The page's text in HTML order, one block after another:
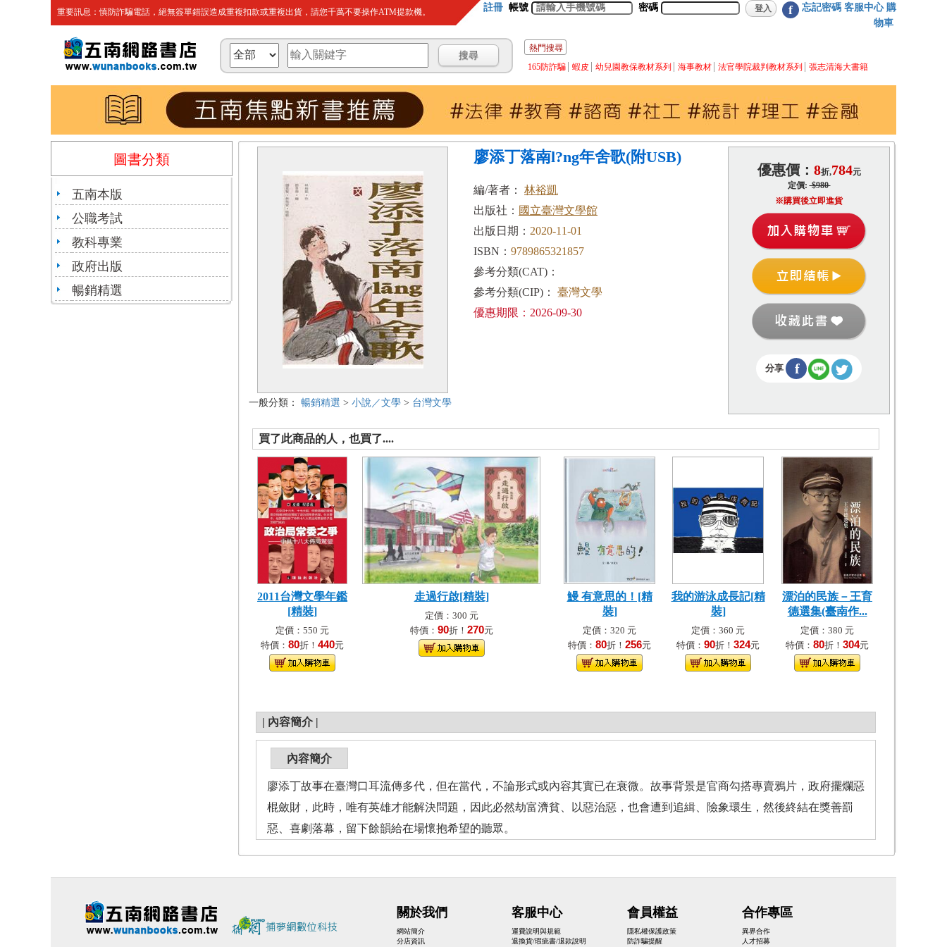
重要訊息：慎防詐騙電話，絕無簽單錯誤造成重複扣款或重複出貨，請您千萬不要操作ATM提款機。 註冊 帳號 密碼 f 忘記密碼 客服中心 購
物車
熱門搜尋
165防詐騙
蝦皮 幼兒園教保教材系列 海事教材 法官學院裁判教材系列 張志清海大書籍
圖書分類
五南本版
公職考試
教科專業
政府出版
暢銷精選
一般分類： 暢銷精選 > 小說／文學 > 台灣文學
廖添丁落南l?ng年舍歌(附USB)
編/著者： 林裕凱
出版社： 國立臺灣文學館
出版日期： 2020-11-01
ISBN： 9789865321857
參考分類(CAT)：
參考分類(CIP)：
臺灣文學
優惠期限：2026-09-30
優惠價： 8折,784元
定價:$980
※購買後立即進貨
分享 f
買了此商品的人，也買了....
2011台灣文學年鑑
[精裝]
定價：550 元
特價： 80折！ 440元
走過行啟[精裝]
定價：300 元
特價： 90折！ 270元
鰻 有意思的！[精
裝]
定價：320 元
特價： 80折！ 256元
我的游泳成長記[精
裝]
定價：360 元
特價： 90折！ 324元
漂泊的民族－王育
德選集(臺南作...
定價：380 元
特價： 80折！ 304元
| 內容簡介 |
內容簡介
廖添丁故事在臺灣口耳流傳多代，但在當代，不論形式或內容其實已在衰微。故事背景是官商勾搭專賣鴉片，政府擺爛惡
棍斂財，此時，唯有英雄才能解決問題，因此必然劫富濟貧、以惡治惡，也會遭到追緝、險象環生，然後終結在獎善罰
惡、喜劇落幕，留下餘韻給在場懷抱希望的聽眾。
關於我們
網站簡介
分店資訊
客服中心
運費說明與規範
退換貨/瑕疵書/退款說明
會員權益
隱私權保護政策
防詐騙提醒
合作專區
異界合作
人才招募